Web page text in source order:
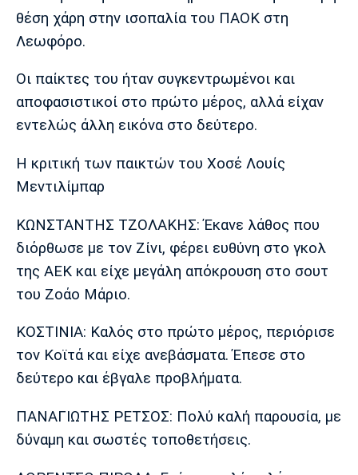
Πολιτισμός
Τραγούδια
Cine Spot
Running
Media
Παρασκήνιο
Πρόγραμμα TV
Μπαρτσελόνα
Μάντσεστερ
Γιουνάιτεντ
Τσέλσι Άρσεναλ
Λίβερπουλ
Μάντσεστερ
Σίτι
Γιουβέντους
θέση χάρη στην ισοπαλία του ΠΑΟΚ στη
Λεωφόρο.
Οι παίκτες του ήταν συγκεντρωμένοι και
αποφασιστικοί στο πρώτο μέρος, αλλά είχαν
εντελώς άλλη εικόνα στο δεύτερο.
Η κριτική των παικτών του Χοσέ Λουίς
Μεντιλίμπαρ
ΚΩΝΣΤΑΝΤΗΣ ΤΖΟΛΑΚΗΣ: Έκανε λάθος που
διόρθωσε με τον Ζίνι, φέρει ευθύνη στο γκολ
της ΑΕΚ και είχε μεγάλη απόκρουση στο σουτ
του Ζοάο Μάριο.
ΚΟΣΤΙΝΙΑ: Καλός στο πρώτο μέρος, περιόρισε
τον Κοϊτά και είχε ανεβάσματα. Έπεσε στο
δεύτερο και έβγαλε προβλήματα.
ΠΑΝΑΓΙΩΤΗΣ ΡΕΤΣΟΣ: Πολύ καλή παρουσία, με
δύναμη και σωστές τοποθετήσεις.